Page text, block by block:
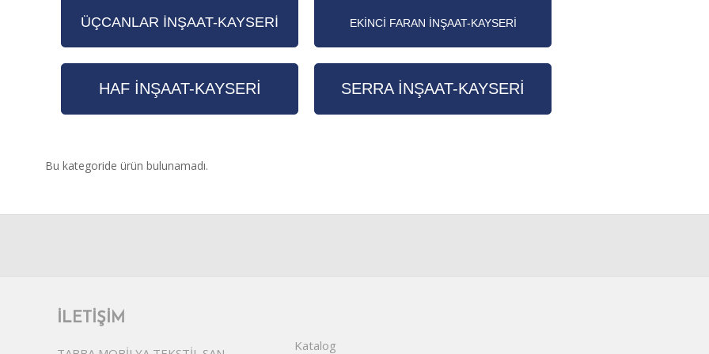
ÜÇCANLAR İNŞAAT-KAYSERİ EKİNCİ FARAN İNŞAAT-KAYSERİ
HAF İNŞAAT-KAYSERİ SERRA İNŞAAT-KAYSERİ
Bu kategoride ürün bulunamadı.
İLETIŞIM
Katalog